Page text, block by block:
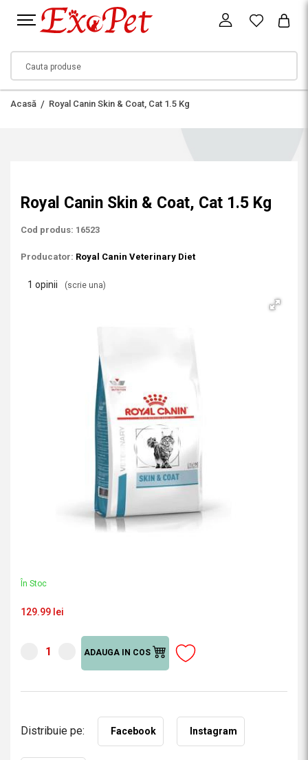
Acasă Royal Canin Skin & Coat, Cat 1.5 Kg
Royal Canin Skin & Coat, Cat 1.5 Kg
Cod produs: 16523
Producator: Royal Canin Veterinary Diet
1 opinii (scrie una)
În Stoc
129.99 lei
ADAUGA IN COS
Distribuie pe: Facebook Instagram